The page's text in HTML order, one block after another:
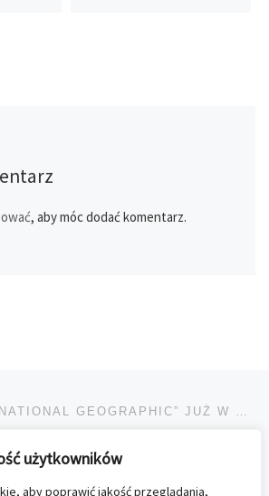
użytkowników
aby poprawić jakość przeglądania,
, aby móc dodać komentarz.
Wpisów SIERPNIOWY „NATIONAL GEOGRAPHIC” JUŻ W SPRZEDAŻY
POWRÓT DO LISTY